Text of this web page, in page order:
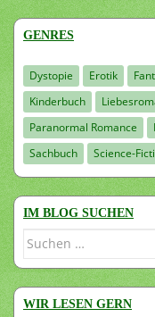
GENRES
Dystopie Erotik
Kinderbuch
Paranormal Romance
Sachbuch
Science-
IM BLOG SUCHEN
Suchen
WIR LESEN GERN